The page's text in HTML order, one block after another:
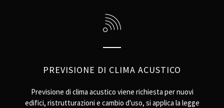
PREVISIONE DI CLIMA ACUSTICO
Previsione di clima acustico viene richiesta per nuovi
edifici, ristrutturazioni e cambio d'uso, si applica la legge